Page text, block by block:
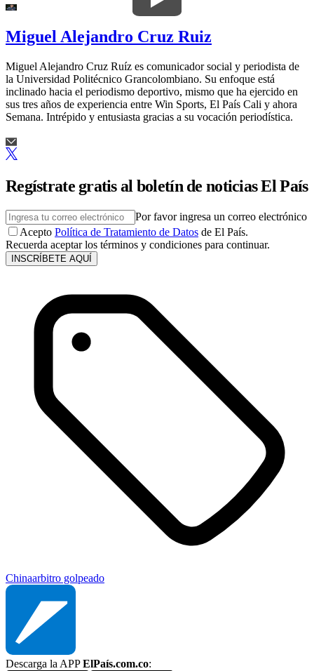
Miguel Alejandro Cruz Ruiz
Miguel Alejandro Cruz Ruíz es comunicador social y periodista de
la Universidad Politécnico Grancolombiano. Su enfoque está
inclinado hacia el periodismo deportivo, mismo que ha ejercido en
sus tres años de experiencia entre Win Sports, El País Cali y ahora
Semana. Intrépido y entusiasta gracias a su vocación periodística.
Regístrate gratis al boletín de noticias El País
Por favor ingresa un correo electrónico
Acepto Política de Tratamiento de Datos de El País.
Recuerda aceptar los términos y condiciones para continuar.
INSCRÍBETE AQUÍ
Chinaarbitro golpeado
Descarga la APPElPaís.com.co: